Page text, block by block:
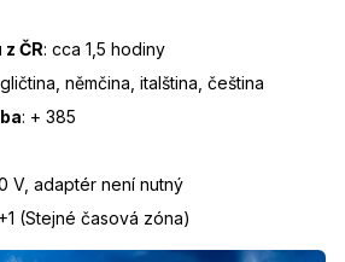
ČR: cca 1,5 hodiny
němčina, italština, čeština
: + 385
V, adaptér není nutný
(Stejné časová zóna)